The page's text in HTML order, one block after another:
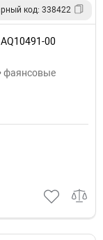
код: 338422
00
фаянсовые